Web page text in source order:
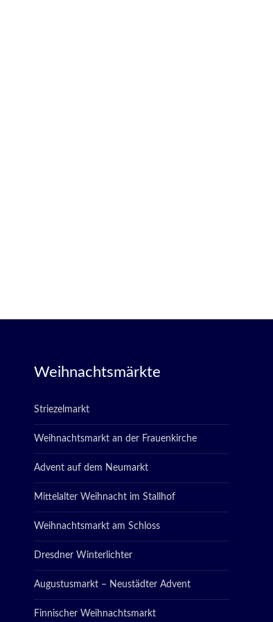
Weihnachtsmärkte
Striezelmarkt
Weihnachtsmarkt an der Frauenkirche
Advent auf dem Neumarkt
Mittelalter Weihnacht im Stallhof
Weihnachtsmarkt am Schloss
Dresdner Winterlichter
Augustusmarkt – Neustädter Advent
Finnischer Weihnachtsmarkt